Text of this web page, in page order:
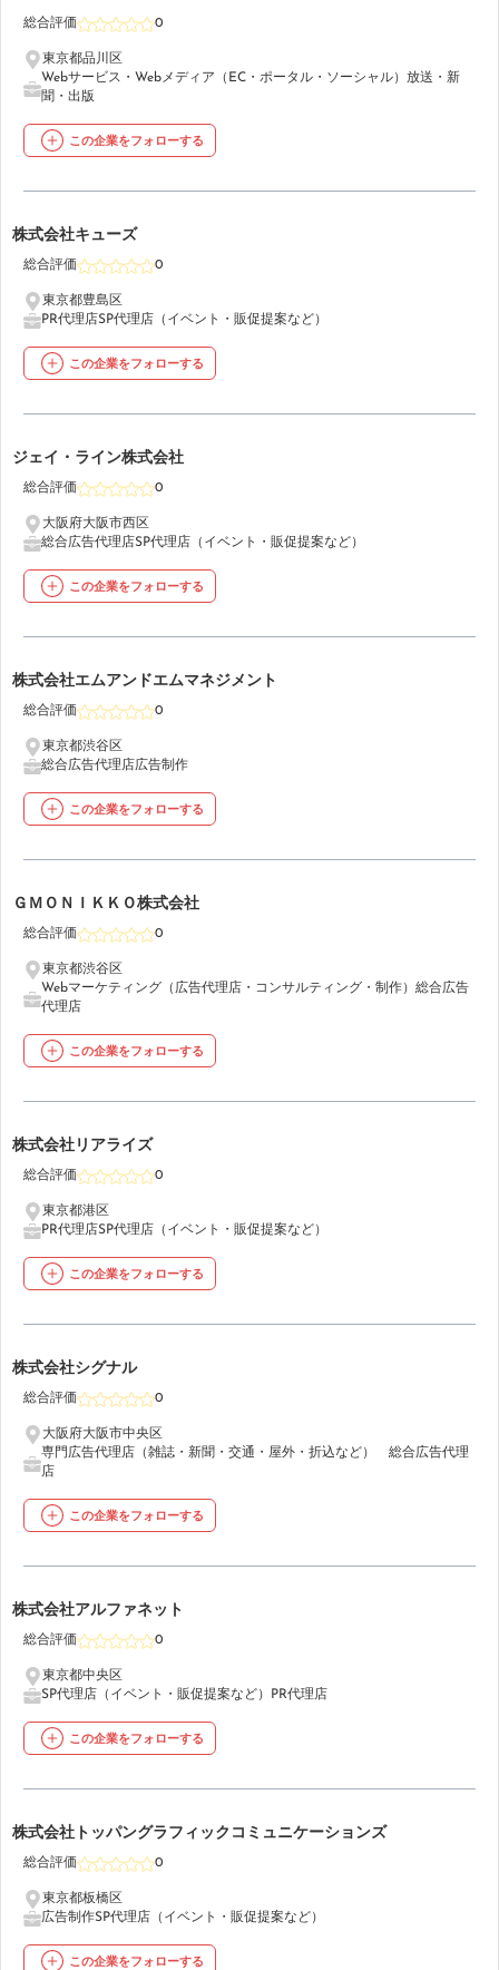
総合評価 0
東京都品川区
Webサービス・Webメディア（EC・ポータル・ソーシャル）放送・新
聞・出版
この企業をフォローする
39
株式会社キューズ
総合評価 0
東京都豊島区
PR代理店SP代理店（イベント・販促提案など）
この企業をフォローする
40
ジェイ・ライン株式会社
総合評価 0
大阪府大阪市西区
総合広告代理店SP代理店（イベント・販促提案など）
この企業をフォローする
41株式会社エムアンドエムマネジメント
総合評価 0
東京都渋谷区
総合広告代理店広告制作
この企業をフォローする
42ＧＭＯＮＩＫＫＯ株式会社
総合評価 0
東京都渋谷区
Webマーケティング（広告代理店・コンサルティング・制作）総合広告
代理店
この企業をフォローする
43
株式会社リアライズ
総合評価 0
東京都港区
PR代理店SP代理店（イベント・販促提案など）
この企業をフォローする
44
株式会社シグナル
総合評価 0
大阪府大阪市中央区
専門広告代理店（雑誌・新聞・交通・屋外・折込など）総合広告代理
店
この企業をフォローする
45
株式会社アルファネット
総合評価 0
東京都中央区
SP代理店（イベント・販促提案など）
PR代理店
この企業をフォローする
46
株式会社トッパングラフィックコミュニケーションズ
総合評価 0
東京都板橋区
広告制作SP代理店（イベント・販促提案など）
この企業をフォローする